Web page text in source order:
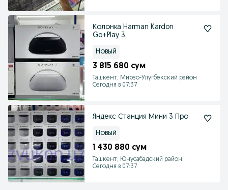
Колонка Harman Kardon
Go+Play 3
Новый
3 815 680 сум
Ташкент, Мирзо-Улугбекский район
Сегодня в 07:37
Яндекс Станция Мини 3 Про
Новый
1 430 880 сум
Ташкент, Юнусабадский район
Сегодня в 07:37